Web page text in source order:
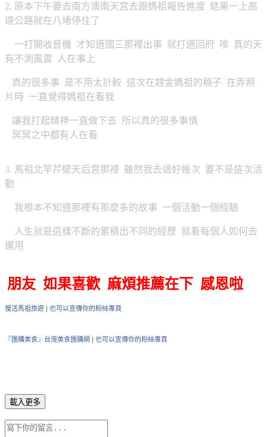
2. 原本下午要去南方澳南天宮去跟媽祖報告進度 結果一上高
速公路就在八堵停住了
一打開收音機 才知道國三那裡出事 就打道回府 唉 真的天
有不測風雲 人在事上
真的很多事 是不用太計較 這次在趕金媽祖的稿子 在弄照
片時 一直覺得媽祖在看我
讓我打起精神一直做下去 所以真的很多事情
冥冥之中都有人在看
3. 馬祖北竿芹壁天后宮那裡 雖然我去過好幾次 要不是這次活
動
我根本不知道那裡有那麼多的故事 一個活動一個經驗
人生就是這樣不斷的累積出不同的經歷 就看每個人如何去
運用
朋友 如果喜歡 麻煩推薦在下 感恩啦
慢活馬祖旅遊 | 也可以宣傳你的粉絲專頁
『團購美食』台灣美食團購網 | 也可以宣傳你的粉絲專頁
載入更多